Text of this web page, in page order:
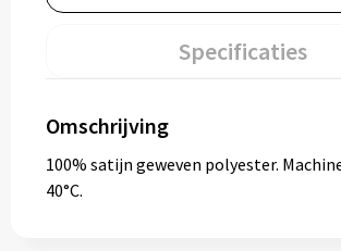
Specificaties
Omschrijving
100% satijn geweven polyester.
40°C.